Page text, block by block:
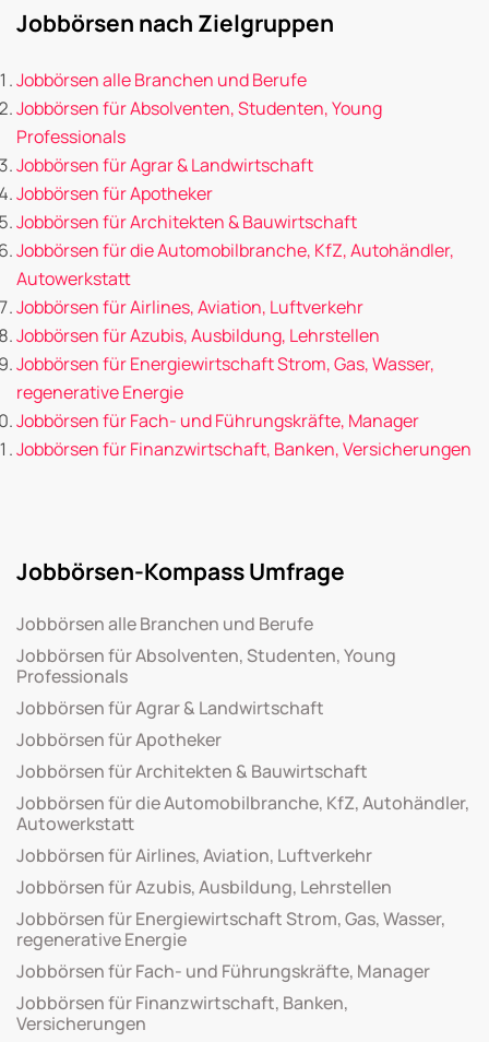
Jobbörsen nach Zielgruppen
Jobbörsen alle Branchen und Berufe
Jobbörsen für Absolventen, Studenten, Young
Professionals
Jobbörsen für Agrar & Landwirtschaft
Jobbörsen für Apotheker
Jobbörsen für Architekten & Bauwirtschaft
Jobbörsen für die Automobilbranche, KfZ, Autohändler,
Autowerkstatt
Jobbörsen für Airlines, Aviation, Luftverkehr
Jobbörsen für Azubis, Ausbildung, Lehrstellen
Jobbörsen für Energiewirtschaft Strom, Gas, Wasser,
regenerative Energie
Jobbörsen für Fach- und Führungskräfte, Manager
Jobbörsen für Finanzwirtschaft, Banken, Versicherungen
Jobbörsen-Kompass Umfrage
Jobbörsen alle Branchen und Berufe
Jobbörsen für Absolventen, Studenten, Young
Professionals
Jobbörsen für Agrar & Landwirtschaft
Jobbörsen für Apotheker
Jobbörsen für Architekten & Bauwirtschaft
Jobbörsen für die Automobilbranche, KfZ, Autohändler,
Autowerkstatt
Jobbörsen für Airlines, Aviation, Luftverkehr
Jobbörsen für Azubis, Ausbildung, Lehrstellen
Jobbörsen für Energiewirtschaft Strom, Gas, Wasser,
regenerative Energie
Jobbörsen für Fach- und Führungskräfte, Manager
Jobbörsen für Finanzwirtschaft, Banken,
Versicherungen